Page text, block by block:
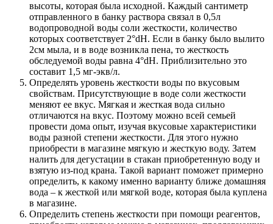
высоты, которая была исходной. Каждый сантиметр
отправленного в банку раствора связал в 0,5л
водопроводной воды соли жесткости, количество
которых соответствует 2°dH. Если в банку было вылито
2см мыла, и в воде возникла пена, то жесткость
обследуемой воды равна 4°dH. Приблизительно это
составит 1,5 мг-экв/л.
Определять уровень жесткости воды по вкусовым
свойствам. Присутствующие в воде соли жесткости
меняют ее вкус. Мягкая и жесткая вода сильно
отличаются на вкус. Поэтому можно всей семьей
провести дома опыт, изучая вкусовые характеристики
воды разной степени жесткости. Для этого нужно
приобрести в магазине мягкую и жесткую воду. Затем
налить для дегустации в стакан приобретенную воду и
взятую из-под крана. Такой вариант поможет примерно
определить, к какому именно варианту ближе домашняя
вода – к жесткой или мягкой воде, которая была куплена
в магазине.
Определить степень жесткости при помощи реагентов,